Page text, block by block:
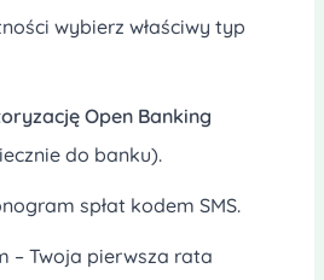
wybierz właściwy typ
Open Banking
do banku).
spłat kodem SMS.
– Twoja pierwsza rata